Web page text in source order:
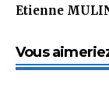
Etienne
Vous